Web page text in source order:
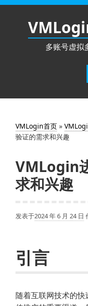
跳
多账号虚拟
VMLogin首页 »
验证的需求和兴趣
VMLogin
求和兴趣
发表于2024 年 6 月 24 日
引言
随着互联网技术的